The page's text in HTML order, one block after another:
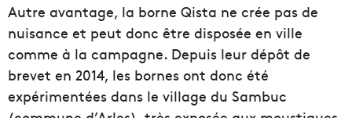
Autre avantage, la borne Qista ne crée pas de
nuisance et peut donc être disposée en ville
comme à la campagne. Depuis leur dépôt de
brevet en 2014, les bornes ont donc été
expérimentées dans le village du Sambuc